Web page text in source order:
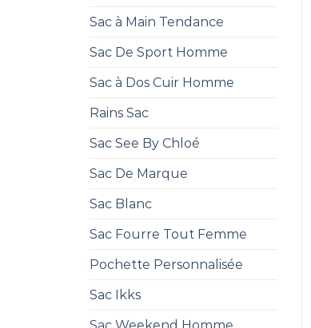
Sac à Main Tendance
Sac De Sport Homme
Sac à Dos Cuir Homme
Rains Sac
Sac See By Chloé
Sac De Marque
Sac Blanc
Sac Fourre Tout Femme
Pochette Personnalisée
Sac Ikks
Sac Weekend Homme